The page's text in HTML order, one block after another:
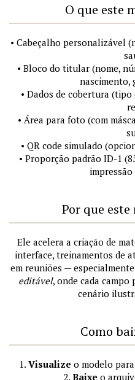
O que este
• Cabeçalho personalizável
• Bloco do titular (nome,
nascimento,
• Dados de cobertura
• Área para foto (com
• QR code simulado
• Proporção padrão ID-1
Por que
Ele acelera a criação de
interface, treinamentos de
em reuniões —
editável, onde cada
cenário
Como
1. Visualize o modelo
2. Baixe o